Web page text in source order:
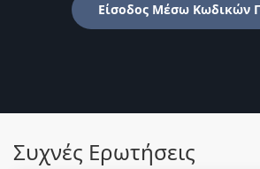
Είσοδος Μέσω Κωδικών
Συχνές Ερωτήσεις